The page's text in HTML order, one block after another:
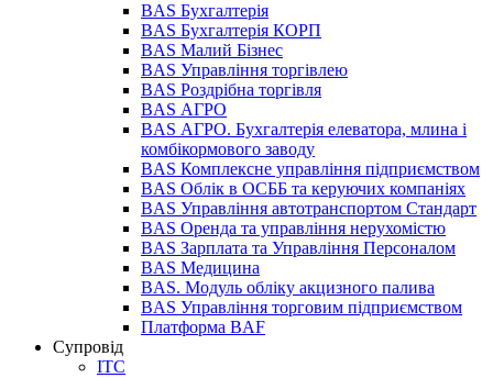
BAS Бухгалтерія
BAS Бухгалтерія КОРП
BAS Малий Бізнес
BAS Управління торгівлею
BAS Роздрібна торгівля
BAS АГРО
BAS АГРО. Бухгалтерія елеватора, млина і
комбікормового заводу
BAS Комплексне управління підприємством
BAS Облік в ОСББ та керуючих компаніях
BAS Управління автотранспортом Стандарт
BAS Оренда та управління нерухомістю
BAS Зарплата та Управління Персоналом
BAS Медицина
BAS. Модуль обліку акцизного палива
BAS Управління торговим підприємством
Платформа BAF
Супровід
ІТС